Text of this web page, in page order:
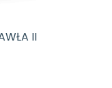
II